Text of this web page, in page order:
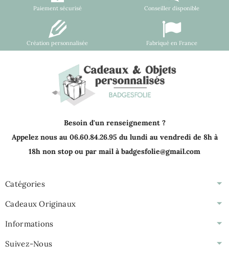
Paiement sécurisé Conseiller disponible
Création personnalisée Fabriqué en France
Besoin d'un renseignement ?
Appelez nous au 06.60.84.26.95 du lundi au vendredi de 8h à
18h non stop ou par mail à badgesfolie@gmail.com
Catégories
Cadeaux Originaux
Informations
Suivez-Nous